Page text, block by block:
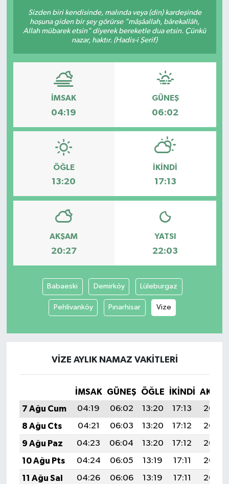
Sizden biri kendisinde, malında veya (din) kardeşinde
hoşuna giden bir şey görürse "mâşâallah, bârekallâh,
Allah mübarek etsin" diyerek bereketle dua etsin. Çünkü
nazar, haktır. (Hadis-i Şerif)
İMSAK
04:19
GÜNEŞ
06:02
ÖĞLE
13:20
İKINDI
17:13
AKŞAM
20:27
YATSI
22:03
Babaeski Demirköy Lüleburgaz
Pehlivanköy Pınarhisar Vize
VIZE AYLIK NAMAZ VAKITLERI
İMSAK GÜNEŞ ÖĞLE İKINDI
7 Ağu Cum
04:19 06:02 13:20 17:13
20:27
8 Ağu Cts
04:21 06:03 13:20 17:12
20:26
9 Ağu Paz
04:23 06:04 13:20 17:12
20:25
10 Ağu Pts
04:24 06:05 13:19 17:11
20:24
11 Ağu Sal
04:26 06:06 13:19 17:11
20:22